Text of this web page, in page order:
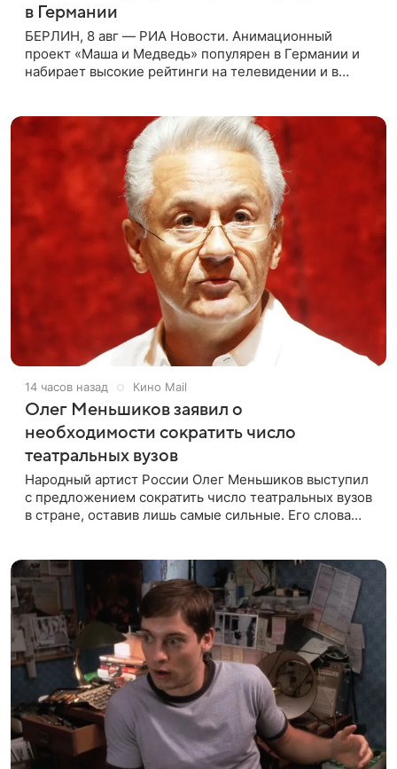
в Германии
БЕРЛИН, 8 авг — РИА Новости. Анимационный
проект «Маша и Медведь» популярен в Германии и
набирает высокие рейтинги на телевидении и в
14 часов назад Кино Mail
Олег Меньшиков заявил о
необходимости сократить число
театральных вузов
Народный артист России Олег Меньшиков выступил
с предложением сократить число театральных вузов
в стране, оставив лишь самые сильные. Его слова